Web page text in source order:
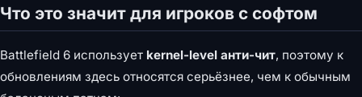
Что это значит для игроков с софтом
Battlefield 6 использует kernel-level анти-чит, поэтому к
обновлениям здесь относятся серьёзнее, чем к обычным